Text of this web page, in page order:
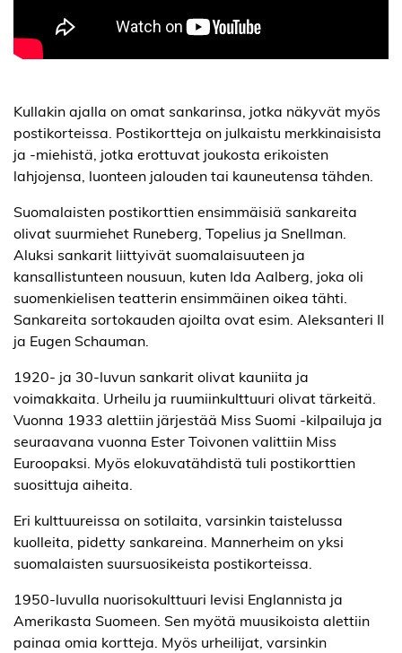
Kullakin ajalla on omat sankarinsa, jotka näkyvät myös
postikorteissa. Postikortteja on julkaistu merkkinaisista
ja -miehistä, jotka erottuvat joukosta erikoisten
lahjojensa, luonteen jalouden tai kauneutensa tähden.
Suomalaisten postikorttien ensimmäisiä sankareita
olivat suurmiehet Runeberg, Topelius ja Snellman.
Aluksi sankarit liittyivät suomalaisuuteen ja
kansallistunteen nousuun, kuten Ida Aalberg, joka oli
suomenkielisen teatterin ensimmäinen oikea tähti.
Sankareita sortokauden ajoilta ovat esim. Aleksanteri II
ja Eugen Schauman.
1920- ja 30-luvun sankarit olivat kauniita ja
voimakkaita. Urheilu ja ruumiinkulttuuri olivat tärkeitä.
Vuonna 1933 alettiin järjestää Miss Suomi -kilpailuja ja
seuraavana vuonna Ester Toivonen valittiin Miss
Euroopaksi. Myös elokuvatähdistä tuli postikorttien
suosittuja aiheita.
Eri kulttuureissa on sotilaita, varsinkin taistelussa
kuolleita, pidetty sankareina. Mannerheim on yksi
suomalaisten suursuosikeista postikorteissa.
1950-luvulla nuorisokulttuuri levisi Englannista ja
Amerikasta Suomeen. Sen myötä muusikoista alettiin
painaa omia kortteja. Myös urheilijat, varsinkin